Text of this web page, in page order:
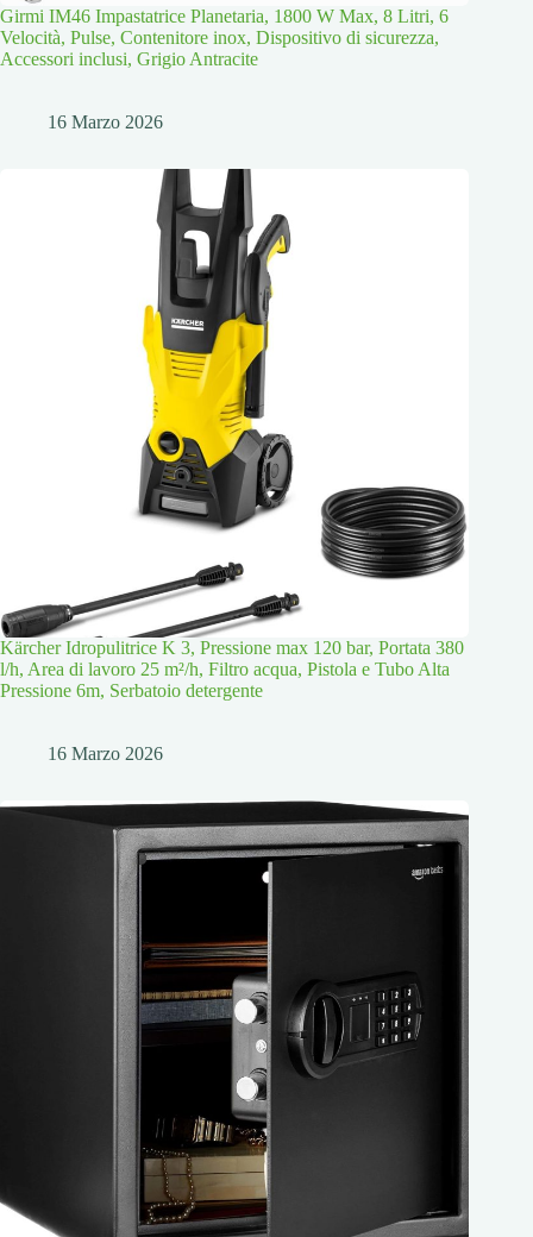
Girmi IM46 Impastatrice Planetaria, 1800 W Max, 8 Litri, 6
Velocità, Pulse, Contenitore inox, Dispositivo di sicurezza,
Accessori inclusi, Grigio Antracite
16 Marzo 2026
Kärcher Idropulitrice K 3, Pressione max 120 bar, Portata 380
l/h, Area di lavoro 25 m²/h, Filtro acqua, Pistola e Tubo Alta
Pressione 6m, Serbatoio detergente
16 Marzo 2026